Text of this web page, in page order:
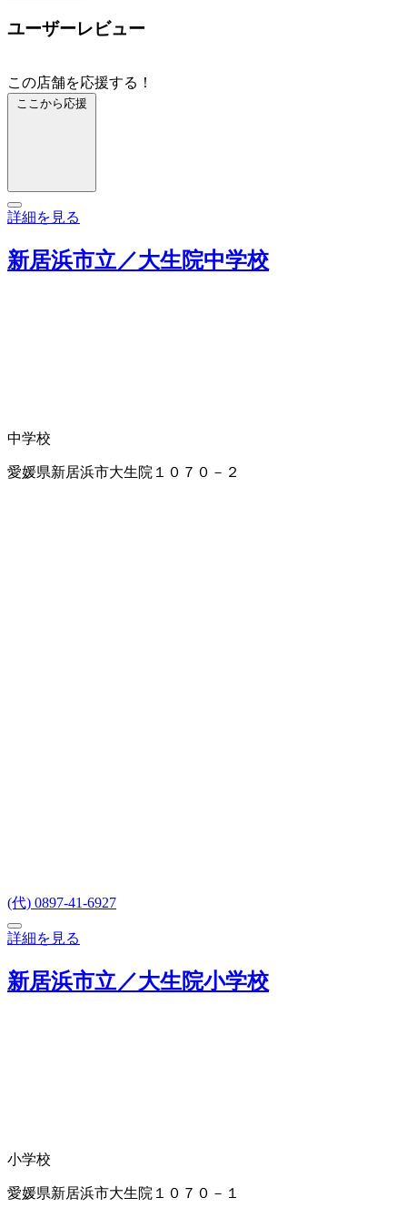
ユーザーレビュー
この店舗を応援する！
ここから応援
詳細を見る
新居浜市立／大生院中学校
中学校
愛媛県新居浜市大生院１０７０－２
(代) 0897-41-6927
詳細を見る
新居浜市立／大生院小学校
小学校
愛媛県新居浜市大生院１０７０－１